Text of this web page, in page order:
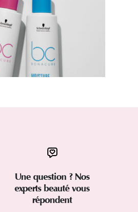
Une question ? Nos
experts beauté vous
répondent